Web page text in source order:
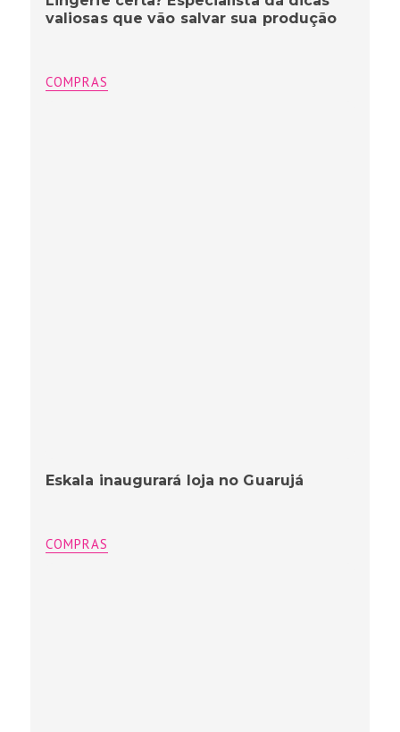
valiosas que vão salvar sua produção
COMPRAS
Eskala inaugurará loja no Guarujá
COMPRAS